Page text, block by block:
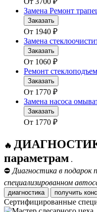
Замена Ремонт
Заказать
От 1940 ₽
Замена
Заказать
От 1060 ₽
Ремонт
Заказать
От 1770 ₽
Замена насоса
Заказать
От 1770 ₽
🔥
параметрам .
⛔ Диагностика в
специализированном
диагностика получить
Сертифицированные